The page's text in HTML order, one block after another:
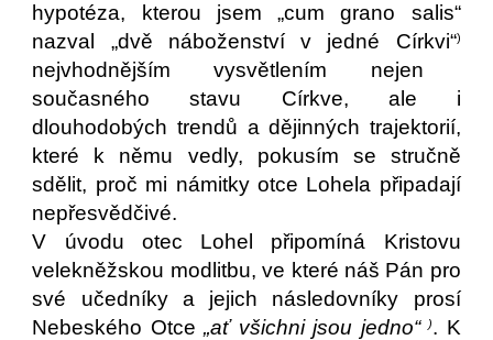
hypotéza, kterou jsem „cum grano salis“
nazval „dvě náboženství v jedné Církvi“)
nejvhodnějším vysvětlením nejen
současného stavu Církve, ale i
dlouhodobých trendů a dějinných trajektorií,
které k němu vedly, pokusím se stručně
sdělit, proč mi námitky otce Lohela připadají
nepřesvědčivé.
V úvodu otec Lohel připomíná Kristovu
velekněžskou modlitbu, ve které náš Pán pro
své učedníky a jejich následovníky prosí
Nebeského Otce„ať všichni jsou jedno“). K